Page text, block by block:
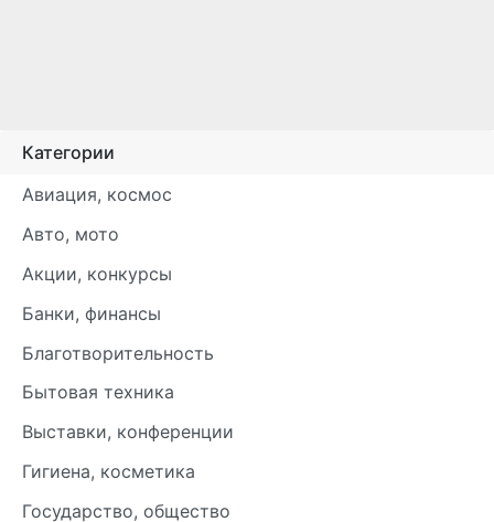
Категории
Авиация, космос
Авто, мото
Акции, конкурсы
Банки, финансы
Благотворительность
Бытовая техника
Выставки, конференции
Гигиена, косметика
Государство, общество